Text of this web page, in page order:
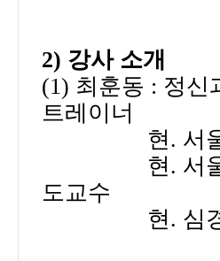
2) 강사 소개
(1) 최훈동 : 정신
트레이너
현. 서
현. 서
도교수
현. 심